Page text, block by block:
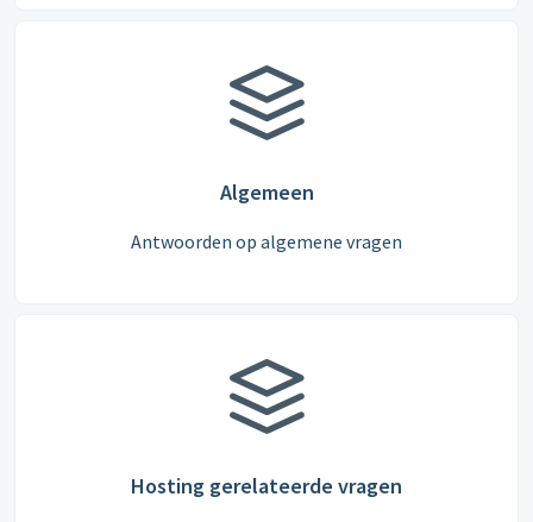
Algemeen
Antwoorden op algemene vragen
Hosting gerelateerde vragen